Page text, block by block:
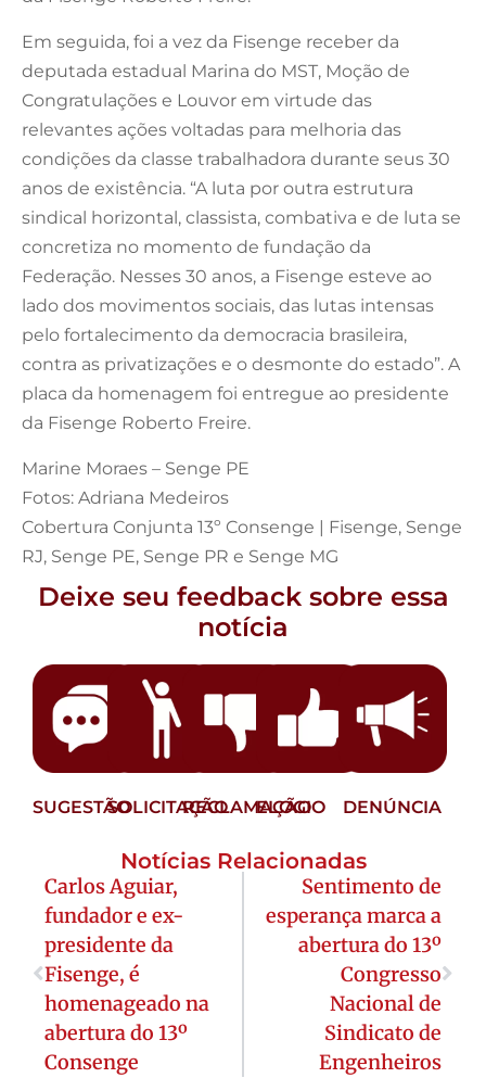
Em seguida, foi a vez da Fisenge receber da
deputada estadual Marina do MST, Moção de
Congratulações e Louvor em virtude das
relevantes ações voltadas para melhoria das
condições da classe trabalhadora durante seus 30
anos de existência. “A luta por outra estrutura
sindical horizontal, classista, combativa e de luta se
concretiza no momento de fundação da
Federação. Nesses 30 anos, a Fisenge esteve ao
lado dos movimentos sociais, das lutas intensas
pelo fortalecimento da democracia brasileira,
contra as privatizações e o desmonte do estado”. A
placa da homenagem foi entregue ao presidente
da Fisenge Roberto Freire.
Marine Moraes – Senge PE
Fotos: Adriana Medeiros
Cobertura Conjunta 13º Consenge | Fisenge, Senge
RJ, Senge PE, Senge PR e Senge MG
Deixe seu feedback sobre essa
notícia
SUGESTÃOSOLICITAÇÃORECLAMAÇÃO
ELOGIO DENÚNCIA
Notícias Relacionadas
Carlos Aguiar,
fundador e ex-
presidente da
Fisenge, é
homenageado na
abertura do 13º
Consenge
Sentimento de
esperança marca a
abertura do 13º
Congresso
Nacional de
Sindicato de
Engenheiros